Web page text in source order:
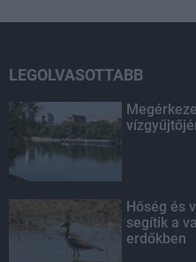
LEGOLVASOTTABB
Hőség és
segítik a
erdőkben